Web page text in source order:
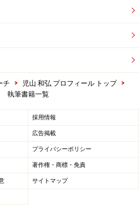
チ > 児山 和弘 プロフィール トップ
>
執筆書籍一覧
採用情報
広告掲載
プライバシーポリシー
著作権・商標・免責
サイトマップ